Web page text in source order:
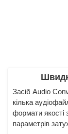
Засіб Audio
кілька
формати якості
параметрів